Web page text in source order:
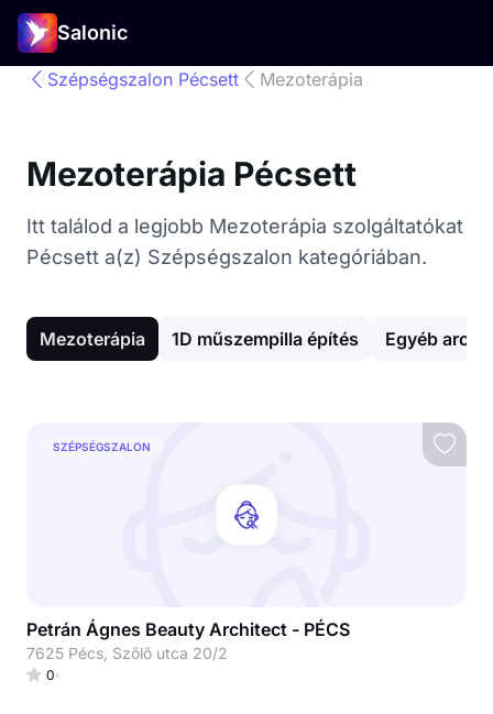
Salonic
Szépségszalon Pécsett Mezoterápia
Mezoterápia Pécsett
Itt találod a legjobb Mezoterápia szolgáltatókat
Pécsett a(z) Szépségszalon kategóriában.
Mezoterápia 1D műszempilla építés Egyéb
SZÉPSÉGSZALON
Petrán Ágnes Beauty Architect - PÉCS
7625 Pécs, Szőlő utca 20/2
0